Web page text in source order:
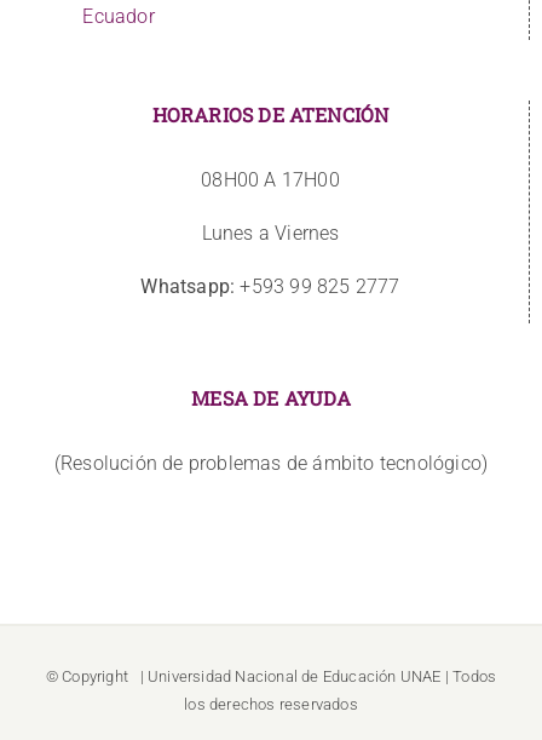
Ecuador
HORARIOS DE ATENCIÓN
08H00 A 17H00
Lunes a Viernes
Whatsapp: +593 99 825 2777
MESA DE AYUDA
(Resolución de problemas de ámbito tecnológico)
© Copyright | Universidad Nacional de Educación UNAE | Todos
los derechos reservados